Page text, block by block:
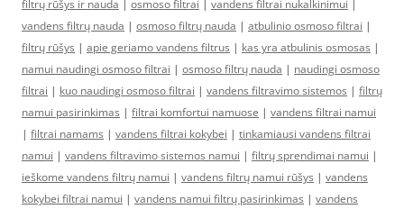
filtrų rūšys ir nauda | osmoso filtrai | vandens filtrai nukalkinimui |
vandens filtrų nauda | osmoso filtrų nauda | atbulinio osmoso filtrai |
filtrų rūšys | apie geriamo vandens filtrus | kas yra atbulinis osmosas |
namui naudingi osmoso filtrai | osmoso filtrų nauda | naudingi osmoso
filtrai | kuo naudingi osmoso filtrai | vandens filtravimo sistemos | filtrų
namui pasirinkimas | filtrai komfortui namuose | vandens filtrai namui
| filtrai namams | vandens filtrai kokybei | tinkamiausi vandens filtrai
namui | vandens filtravimo sistemos namui | filtrų sprendimai namui |
ieškome vandens filtrų namui | vandens filtrų namui rūšys | vandens
kokybei filtrai namui | vandens namui filtrų pasirinkimas | vandens